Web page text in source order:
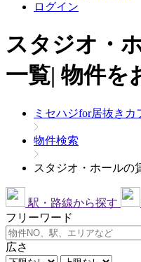
ログイン
スタジオ・
一覧| 物件を
ミセハジfor居抜きカ
物件検索
スタジオ・ホールの
駅・路線から探す
フリーワード
広さ